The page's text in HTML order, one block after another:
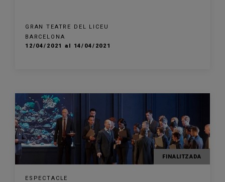
GRAN TEATRE DEL LICEU
BARCELONA
12/04/2021 al 14/04/2021
FINALITZADA
ESPECTACLE